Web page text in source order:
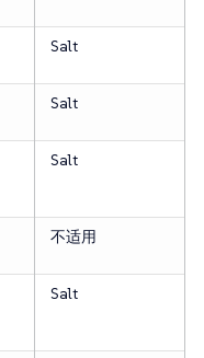
Salt
Salt
Salt
不适用
Salt